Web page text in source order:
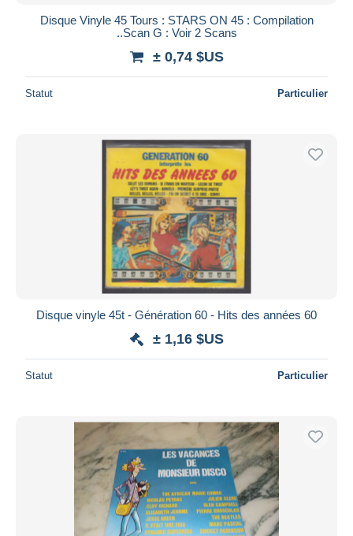
Disque Vinyle 45 Tours : STARS ON 45 : Compilation
..Scan G : Voir 2 Scans
± 0,74 $US
Statut Particulier
Disque vinyle 45t - Génération 60 - Hits des années 60
± 1,16 $US
Statut Particulier